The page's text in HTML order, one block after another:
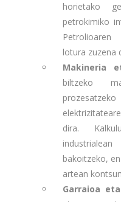
horietako
petrokimiko
Petrolioaren
lotura zuzena
Makineria
biltzeko
dira.
bakoitzeko,
artean
Garraioa